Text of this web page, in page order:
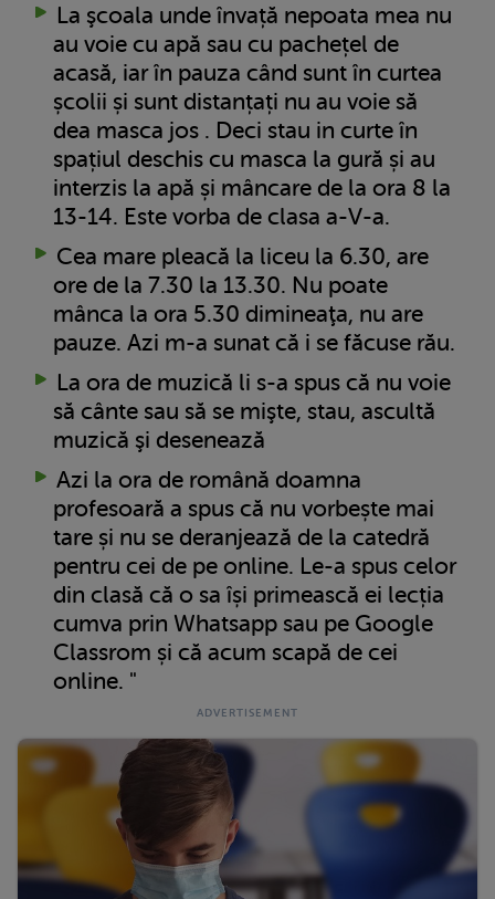
La şcoala unde învață nepoata mea nu
au voie cu apă sau cu pachețel de
acasă, iar în pauza când sunt în curtea
școlii și sunt distanțați nu au voie să
dea masca jos . Deci stau in curte în
spațiul deschis cu masca la gură și au
interzis la apă și mâncare de la ora 8 la
13-14. Este vorba de clasa a-V-a.
Cea mare pleacă la liceu la 6.30, are
ore de la 7.30 la 13.30. Nu poate
mânca la ora 5.30 dimineaţa, nu are
pauze. Azi m-a sunat că i se făcuse rău.
La ora de muzică li s-a spus că nu voie
să cânte sau să se mişte, stau, ascultă
muzică şi desenează
Azi la ora de română doamna
profesoară a spus că nu vorbește mai
tare și nu se deranjează de la catedră
pentru cei de pe online. Le-a spus celor
din clasă că o sa își primească ei lecția
cumva prin Whatsapp sau pe Google
Classrom și că acum scapă de cei
online. "